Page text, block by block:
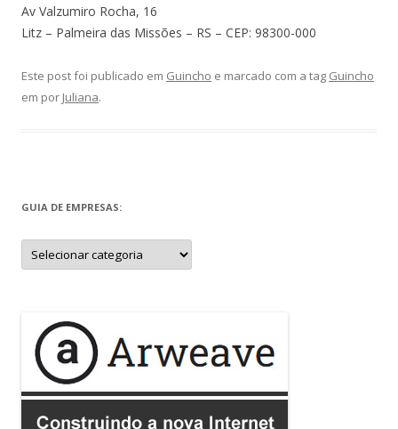
Av Valzumiro Rocha, 16
Litz – Palmeira das Missões – RS – CEP: 98300-000
Este post foi publicado em Guincho e marcado com a tag Guincho
em por Juliana.
GUIA DE EMPRESAS:
Guia
de
Empresas: